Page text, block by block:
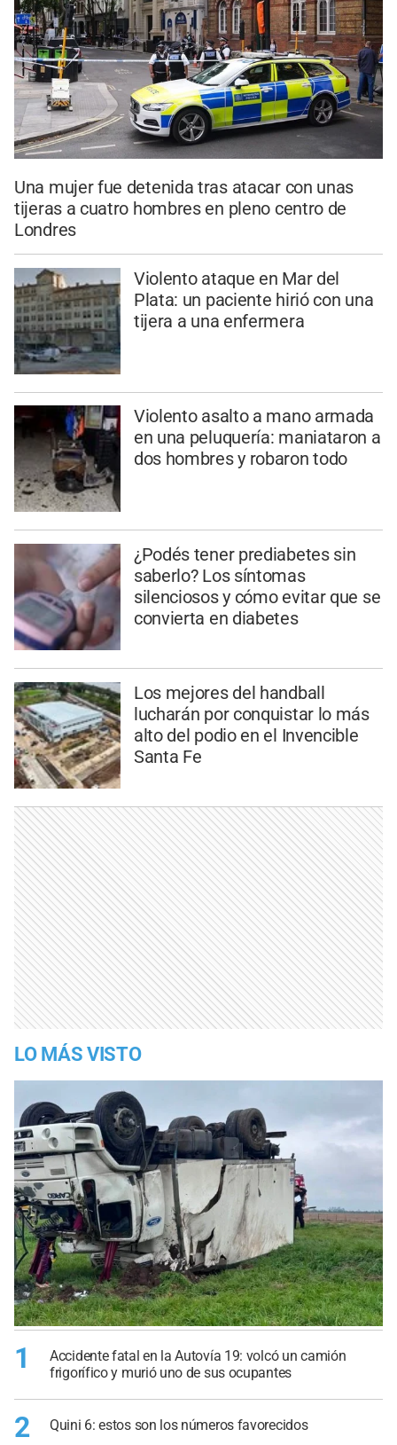
Una mujer fue detenida tras atacar con unas
tijeras a cuatro hombres en pleno centro de
Londres
Violento ataque en Mar del
Plata: un paciente hirió con una
tijera a una enfermera
Violento asalto a mano armada
en una peluquería: maniataron a
dos hombres y robaron todo
¿Podés tener prediabetes sin
saberlo? Los síntomas
silenciosos y cómo evitar que se
convierta en diabetes
Los mejores del handball
lucharán por conquistar lo más
alto del podio en el Invencible
Santa Fe
LO MÁS VISTO
1
Accidente fatal en la Autovía 19: volcó un camión
frigorífico y murió uno de sus ocupantes
2 Quini 6: estos son los números favorecidos